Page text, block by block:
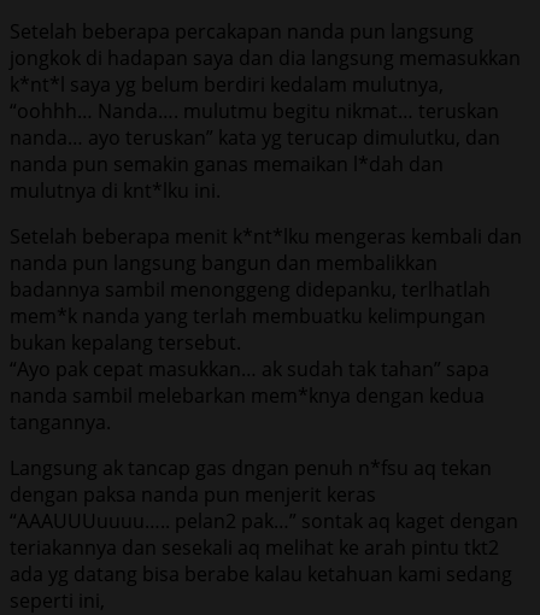
Setelah beberapa percakapan nanda pun langsung
jongkok di hadapan saya dan dia langsung memasukkan
k*nt*l saya yg belum berdiri kedalam mulutnya,
“oohhh… Nanda…. mulutmu begitu nikmat… teruskan
nanda… ayo teruskan” kata yg terucap dimulutku, dan
nanda pun semakin ganas memaikan l*dah dan
mulutnya di knt*lku ini.
Setelah beberapa menit k*nt*lku mengeras kembali dan
nanda pun langsung bangun dan membalikkan
badannya sambil menonggeng didepanku, terlhatlah
mem*k nanda yang terlah membuatku kelimpungan
bukan kepalang tersebut.
“Ayo pak cepat masukkan… ak sudah tak tahan” sapa
nanda sambil melebarkan mem*knya dengan kedua
tangannya.
Langsung ak tancap gas dngan penuh n*fsu aq tekan
dengan paksa nanda pun menjerit keras
“AAAUUUuuuu….. pelan2 pak…” sontak aq kaget dengan
teriakannya dan sesekali aq melihat ke arah pintu tkt2
ada yg datang bisa berabe kalau ketahuan kami sedang
seperti ini,